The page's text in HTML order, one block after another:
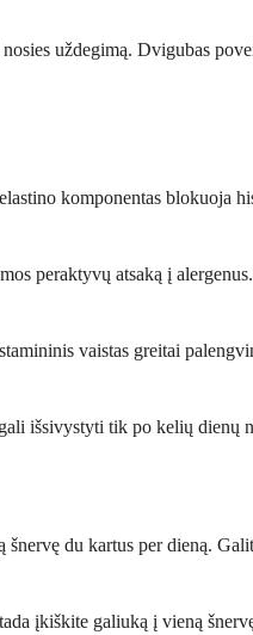
uždegimą. Dvigubas
komponentas blokuoja
peraktyvų atsaką į
vaistas greitai
išsivystyti tik po kelių dienų
du kartus per dieną.
įkiškite galiuką į vieną